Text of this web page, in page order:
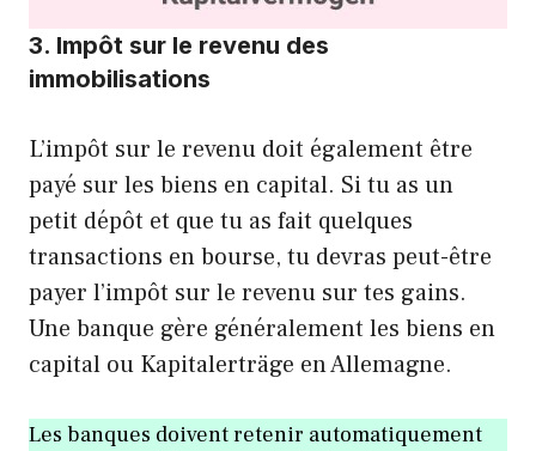
3. Impôt sur le revenu des
immobilisations
L’impôt sur le revenu doit également être
payé sur les biens en capital. Si tu as un
petit dépôt et que tu as fait quelques
transactions en bourse, tu devras peut-être
payer l’impôt sur le revenu sur tes gains.
Une banque gère généralement les biens en
capital ou Kapitalerträge en Allemagne.
Les banques doivent retenir automatiquement